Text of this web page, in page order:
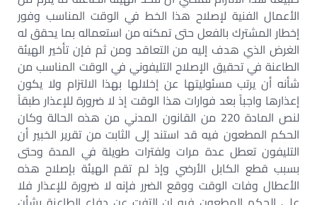
الأعمال الفنية لإصلاح هذا الخط في الوقت المناسب وفور
إخطار المشترك بالفعل حتى تمكنه من استعماله بما يحقق له
الغرض الذي هدف إليه من التعاقد ومن ثم فإن تأخير الهيئة
الطاعنة في تحقيق الإصلاح التليفوني في الوقت المناسب من
شأنه أن يرتب مسئوليتها عن إخلالها بهذا الالتزام ولا يكون
إعذارها واجباً بعد فوارات هذا الوقت إذ لا ضرورة للإعذار طبقاً
لنص المادة 220 من القانون المدني من هذه الحالة وكان
الحكم المطعون فيه قد استند إلى الثابت من تقرير الخبير أن
التليفون تعطل عدة مرات ولفترات طويلة في المدة وحتى
بسبب قطع الكابل الأرضي وإذ لم تقم الهيئة بإصلاح هذه
الأعطال وفات الوقت ووقع الضرر فإنه لا ضرورة للإعذار فلا